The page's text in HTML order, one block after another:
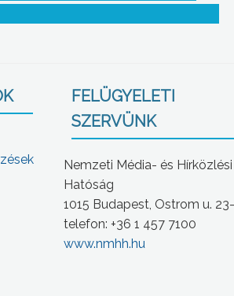
FELÜGYELETI
SZERVÜNK
Nemzeti Média- és Hírközlési
Hatóság
1015 Budapest, Ostrom u.
telefon: +36 1 457 7100
www.nmhh.hu